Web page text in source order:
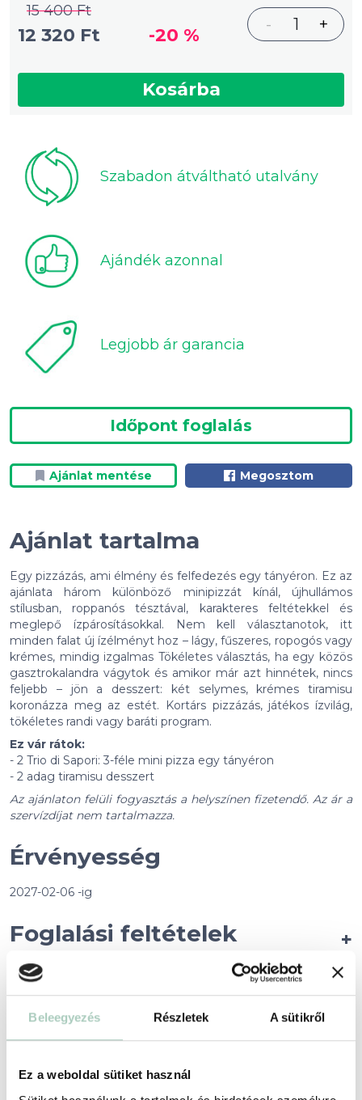
Beleegyezés Részletek A sütikről
Ez a weboldal sütiket használ
15 400 Ft
12 320 Ft -20 % - 1 +
Kosárba
Szabadon átváltható utalvány
Ajándék azonnal
Legjobb ár garancia
Időpont foglalás
Ajánlat mentése Megosztom
Ajánlat tartalma
Egy pizzázás, ami élmény és felfedezés egy tányéron. Ez az
ajánlata három különböző minipizzát kínál, újhullámos
stílusban, roppanós tésztával, karakteres feltétekkel és
meglepő ízpárosításokkal. Nem kell választanotok, itt
minden falat új ízélményt hoz – lágy, fűszeres, ropogós vagy
krémes, mindig izgalmas Tökéletes választás, ha egy közös
gasztrokalandra vágytok és amikor már azt hinnétek, nincs
feljebb – jön a desszert: két selymes, krémes tiramisu
koronázza meg az estét. Kortárs pizzázás, játékos ízvilág,
tökéletes randi vagy baráti program.
Ez vár rátok:
- 2 Trio di Sapori: 3-féle mini pizza egy tányéron
- 2 adag tiramisu desszert
Az ajánlaton felüli fogyasztás a helyszínen fizetendő. Az ár a
szervízdíjat nem tartalmazza.
Érvényesség
2027-02-06 -ig
Foglalási feltételek +
Partnerünkről +